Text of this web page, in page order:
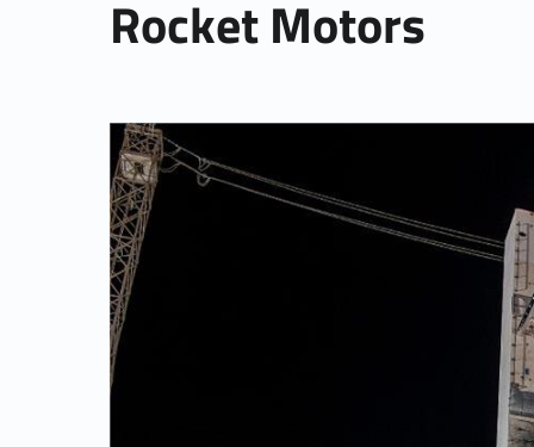
Rocket Motors
Link identifier archive #link-archive-thumb-soap-28304